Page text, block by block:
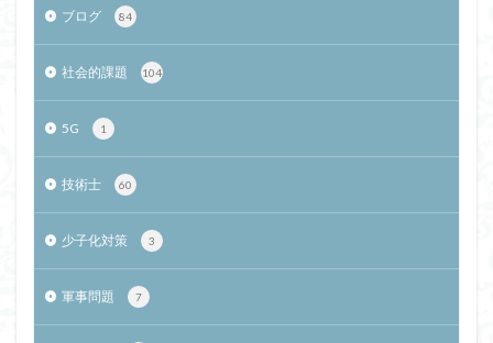
ブログ 84
社会的課題 104
5G 1
技術士 60
少子化対策 3
軍事問題 7